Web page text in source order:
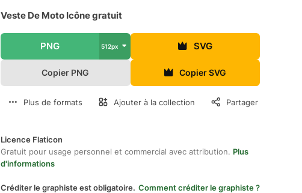
Veste De Moto Icône gratuit
PNG 512px SVG
Copier PNG Copier SVG
Plus de formats Ajouter à la collection Partager
Licence Flaticon
Gratuit pour usage personnel et commercial avec attribution. Plus
d'informations
Créditer le graphiste est obligatoire. Comment créditer le graphiste ?